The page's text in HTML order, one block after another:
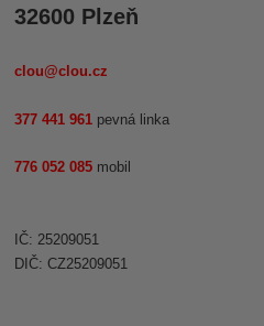
32600 Plzeň
clou@clou.cz
377 441 961 pevná linka
776 052 085 mobil
IČ: 25209051
DIČ: CZ25209051